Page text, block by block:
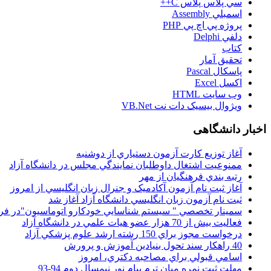
سي پلاس پلاس C++
اسمبلي Assembly
پروژه پي اچ پي PHP
دلفي Delphi
کتاب
تحقيق آمار
پاسکال Pascal
اکسل Excel
وب سايت HTML
ويژوال بيسيک دات نت VB.Net
اخبار دانشگاهی
آغاز توزيع کارت آزمون دستياري از دوشنبه
ممنوعيت اشتغال داوطلبان نمايندگي مجلس در دانشگاه آزاد
رتبه بندي فرهنگيان از مهر
آغاز ثبت نام آزمون آکادميک و جنرال زبان انگليسي از امروز
ثبت نام آزمون زبان انگليسي دانشگاه آزاد آغاز شد
سمينار تخصصي " سيستم شناسايي خودکارو اتوماسيون"در
فعاليت بيش از 70 هزار عضو هيات علمي در دانشگاه آزاد
درخواست مجوز براي 150 رشته ارشد علوم پزشکي آزاد
40 راهکار سند تحول بنيادين آموزش و پرورش
اسامي قبولي براي مصاحبه دکتري، امروز
مهلت ثبت نمره میان ترم پیام نور نیمسال دوم 94-93